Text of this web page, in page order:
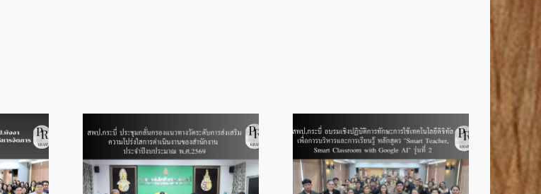
มกลั่นกรอง
ารส่งเสริม
สพป.กระบี่ อบรมเชิงปฏิบัติ
การทักษะการใช้เทคโนโลยี
ดิจิทัลเพื่อการบริหารและ
สพป.กระบี่ ร่วมประชุมทาง